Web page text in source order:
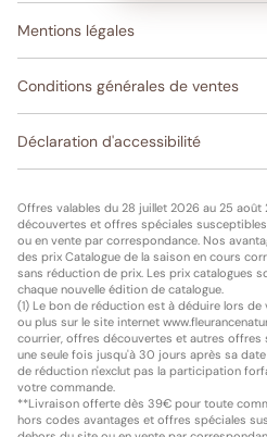
Mentions légales
Conditions générales de ventes
Déclaration d'accessibilité
Offres valables du 28 juillet 2026 au 25
découvertes et offres spéciales
ou en vente par correspondance. Nos
des prix Catalogue de la saison en cours
sans réduction de prix. Les prix catalogues
chaque nouvelle édition de catalogue.
(1) Le bon de réduction est à déduire lors
ou plus sur le site internet
courrier, offres découvertes et autres offres
une seule fois jusqu'à 30 jours après sa
de réduction n'exclut pas la participation
votre commande.
**Livraison offerte dès 39€ pour toute
hors codes avantages et offres spéciales